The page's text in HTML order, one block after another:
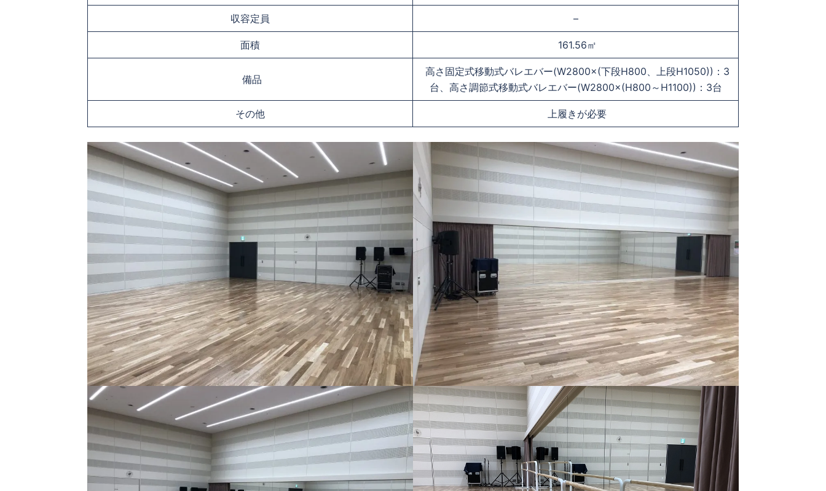
収容定員 –
面積 161.56㎡
備品
高さ固定式移動式バレエバー(W2800×(下段H800、上段H1050))：3
台、高さ調節式移動式バレエバー(W2800×(H800～H1100))：3台
その他 上履きが必要